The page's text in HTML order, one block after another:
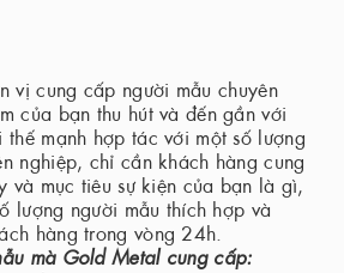
vị cung cấp người mẫu chuyên
của bạn thu hút và đến gần với
mạnh hợp tác với một số lượng
nghiệp, chỉ cần khách hàng cung
và mục tiêu sự kiện của bạn là gì,
lượng người mẫu thích hợp và
hàng trong vòng 24h.
mà Gold Metal cung cấp: